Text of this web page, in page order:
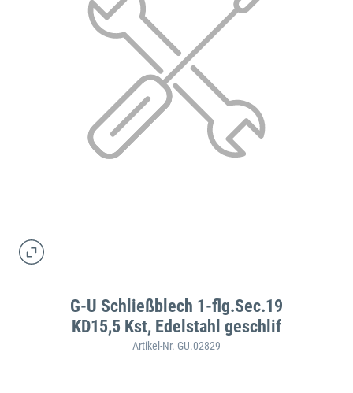
G-U Schließblech 1-flg.Sec.19
KD15,5 Kst, Edelstahl geschlif
Artikel-Nr. GU.02829